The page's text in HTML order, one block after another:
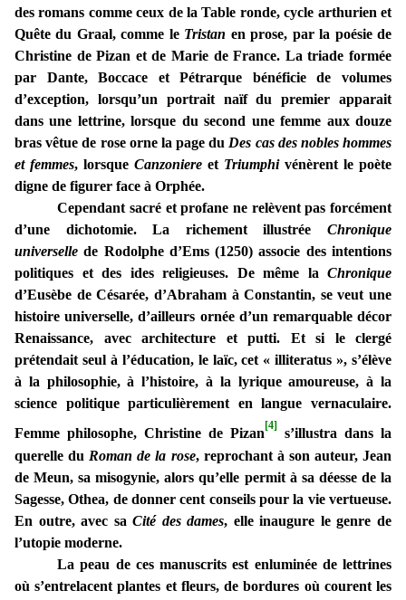
des romans comme ceux de la Table ronde, cycle arthurien et
Quête du Graal, comme le Tristan en prose, par la poésie de
Christine de Pizan et de Marie de France. La triade formée
par Dante, Boccace et Pétrarque bénéficie de volumes
d’exception, lorsqu’un portrait naïf du premier apparait
dans une lettrine, lorsque du second une femme aux douze
bras vêtue de rose orne la page du Des cas des nobles hommes
et femmes, lorsque Canzoniere et Triumphivénèrent le poète
digne de figurer face à Orphée.
Cependant sacré et profane ne relèvent pas forcément
d’une dichotomie. La richement illustrée Chronique
universelle de Rodolphe d’Ems (1250) associe des intentions
politiques et des ides religieuses. De même la Chronique
d’Eusèbe de Césarée, d’Abraham à Constantin, se veut une
histoire universelle, d’ailleurs ornée d’un remarquable décor
Renaissance, avec architecture et putti. Et si le clergé
prétendait seul à l’éducation, le laïc, cet « illiteratus », s’élève
à la philosophie, à l’histoire, à la lyrique amoureuse, à la
science politique particulièrement en langue vernaculaire.
Femme philosophe, Christine de Pizan [4]
s’illustra dans la
querelle du Roman de la rose, reprochant à son auteur, Jean
de Meun, sa misogynie, alors qu’elle permit à sa déesse de la
Sagesse, Othea, de donner cent conseils pour la vie vertueuse.
En outre, avec saCité des dames, elle inaugure le genre de
l’utopie moderne.
La peau de ces manuscrits est enluminée de lettrines
où s’entrelacent plantes et fleurs, de bordures où courent les